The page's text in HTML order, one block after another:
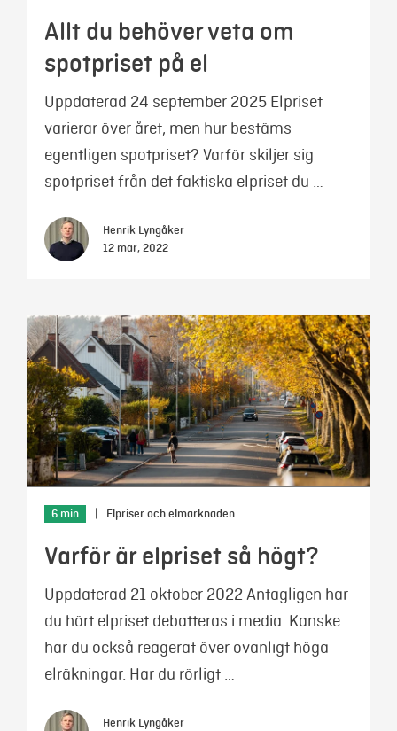
Allt du behöver veta om
spotpriset på el
Uppdaterad 24 september 2025 Elpriset
varierar över året, men hur bestäms
egentligen spotpriset? Varför skiljer sig
spotpriset från det faktiska elpriset du …
Henrik Lyngåker
12 mar, 2022
6 min Elpriser och elmarknaden
Varför är elpriset så högt?
Uppdaterad 21 oktober 2022 Antagligen har
du hört elpriset debatteras i media. Kanske
har du också reagerat över ovanligt höga
elräkningar. Har du rörligt …
Henrik Lyngåker